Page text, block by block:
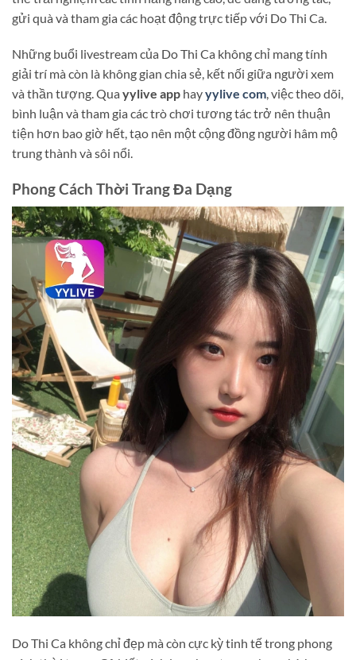
gửi quà và tham gia các hoạt động trực tiếp với Do Thi Ca.
Những buổi livestream của Do Thi Ca không chỉ mang tính
giải trí mà còn là không gian chia sẻ, kết nối giữa người xem
và thần tượng. Qua yylive app hayyylive com, việc theo dõi,
bình luận và tham gia các trò chơi tương tác trở nên thuận
tiện hơn bao giờ hết, tạo nên một cộng đồng người hâm mộ
trung thành và sôi nổi.
Phong Cách Thời Trang Đa Dạng
Do Thi Ca không chỉ đẹp mà còn cực kỳ tinh tế trong phong